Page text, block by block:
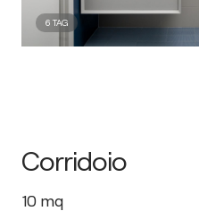
6 TAG
Corridoio
10 mq